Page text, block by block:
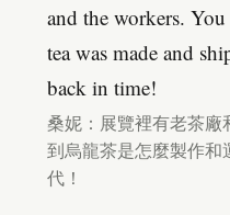
and the workers.
tea was made and
back in time!
桑妮：展覽裡有老茶
到烏龍茶是怎麼製作
代！